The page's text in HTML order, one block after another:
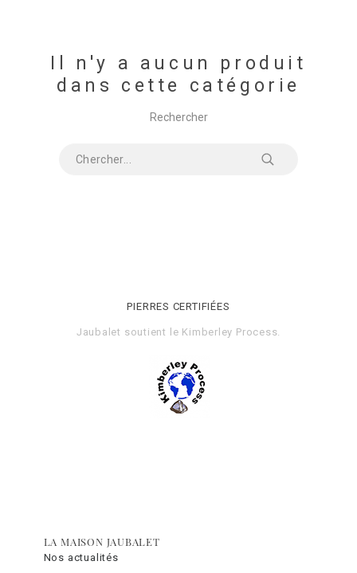
Il n'y a aucun produit
dans cette catégorie
Rechercher
PIERRES CERTIFIÉES
Jaubalet soutient le Kimberley Process
LA MAISON JAUBALET
Nos actualités